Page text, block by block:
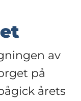
av
på
årets